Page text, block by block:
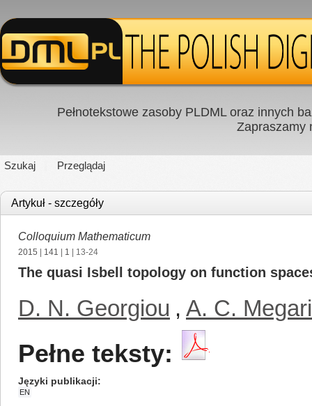
Pełnotekstowe zasoby PLDML oraz innych
Zapraszamy
Szukaj Przeglądaj
Artykuł - szczegóły
Colloquium Mathematicum
2015 141 1 | 13-24
The quasi Isbell topology on function
D. N. Georgiou , A. C.
Pełne teksty:
Języki publikacji
EN